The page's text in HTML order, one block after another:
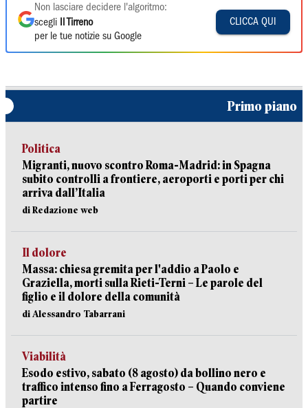
Non lasciare decidere l'algoritmo:
scegli
Il Tirreno
per le tue notizie su Google
CLICCA QUI
Primo piano
Politica
Migranti, nuovo scontro Roma-Madrid: in Spagna
subito controlli a frontiere, aeroporti e porti per chi
arriva dall’Italia
di Redazione web
Il dolore
Massa: chiesa gremita per l'addio a Paolo e
Graziella, morti sulla Rieti-Terni – Le parole del
figlio e il dolore della comunità
di Alessandro Tabarrani
Viabilità
Esodo estivo, sabato (8 agosto) da bollino nero e
traffico intenso fino a Ferragosto – Quando conviene
partire